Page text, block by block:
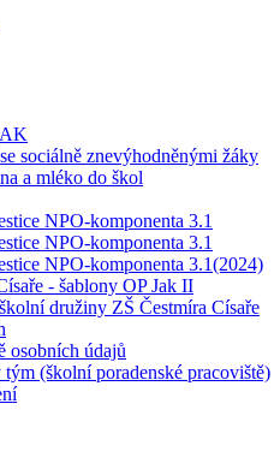
sociálně znevýhodněnými žáky
a mléko do škol
NPO-komponenta 3.1
NPO-komponenta 3.1
NPO-komponenta 3.1(2024)
- šablony OP Jak II
družiny ZŠ Čestmíra Císaře
osobních údajů
(školní poradenské pracoviště)